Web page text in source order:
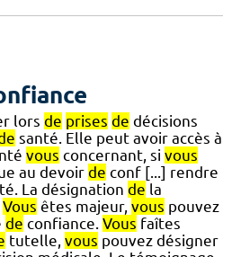
lors de prises de décisions
santé. Elle peut avoir accès à
vous concernant, si vous
au devoir de conf [...] rendre
La désignation de la
Vous êtes majeur, vous pouvez
de confiance. Vous faîtes
tutelle, vous pouvez désigner